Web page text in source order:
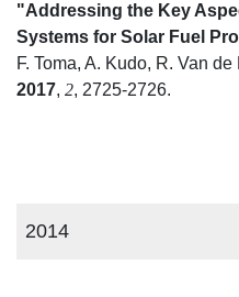
"Addressing the Key
Systems for Solar Fuel
F. Toma, A. Kudo, R. Van de
2017, 2, 2725-2726.
2014